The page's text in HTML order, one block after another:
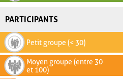
PARTICIPANTS
Petit groupe (< 30)
Moyen groupe (entre 30
et 100)